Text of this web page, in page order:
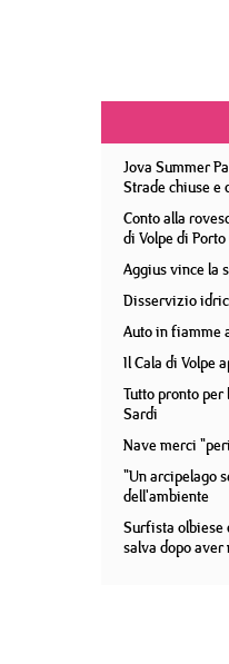
Jova Summer
Strade chiuse
Conto alla
di Volpe di
Aggius vince la
Disservizio
Auto in fiamme
Il Cala di Volpe
Tutto pronto per
Sardi
Nave merci
"Un arcipelago
dell'ambiente
Surfista olbiese
salva dopo